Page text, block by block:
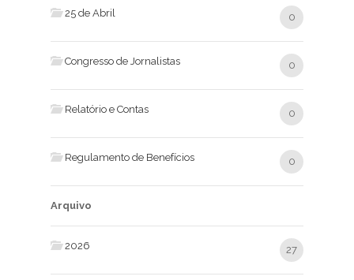
25 de Abril 0
Congresso de Jornalistas 0
Relatório e Contas 0
Regulamento de Benefícios 0
Arquivo
2026 27